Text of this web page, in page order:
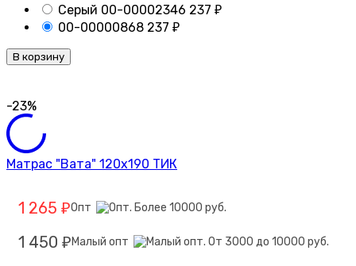
Серый 00-00002346 237 ₽
00-00000868 237 ₽
В корзину
-23%
Матрас "Вата" 120х190 ТИК
1 265 ₽Опт
1 450 ₽ Малый опт